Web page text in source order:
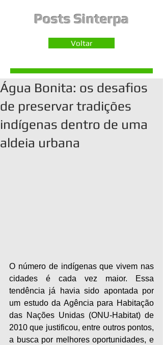
Posts Sinterpa
Voltar
Água Bonita: os desafios
de preservar tradições
indígenas dentro de uma
aldeia urbana
O número de indígenas que vivem nas
cidades é cada vez maior. Essa
tendência já havia sido apontada por
um estudo da Agência para Habitação
das Nações Unidas (ONU-Habitat) de
2010 que justificou, entre outros pontos,
a busca por melhores oportunidades, e